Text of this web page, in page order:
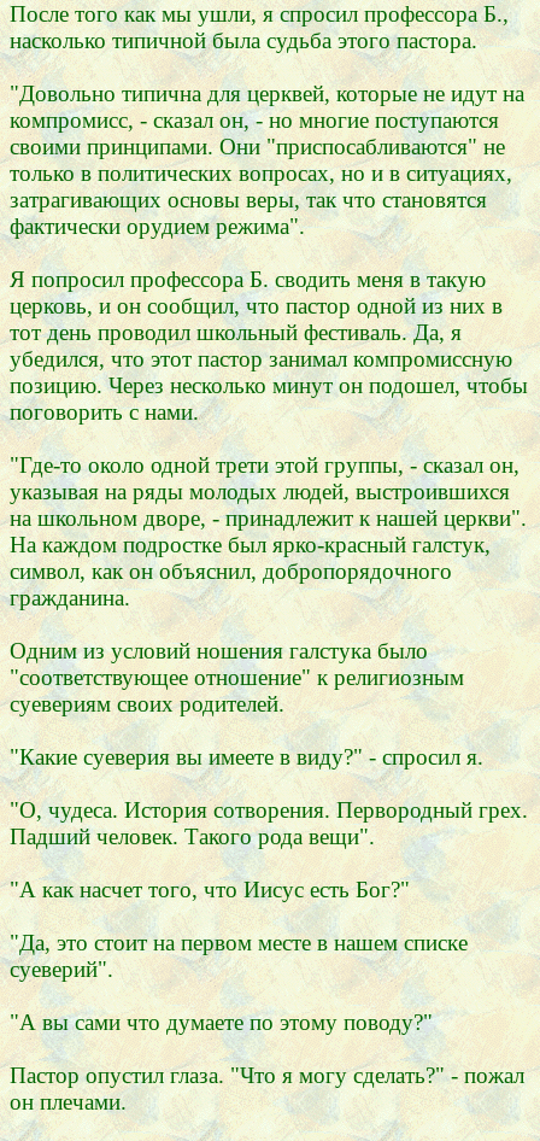
После того как мы ушли, я спросил профессора Б.,
насколько типичной была судьба этого пастора.
"Довольно типична для церквей, которые не идут на
компромисс, - сказал он, - но многие поступаются
своими принципами. Они "приспосабливаются" не
только в политических вопросах, но и в ситуациях,
затрагивающих основы веры, так что становятся
фактически орудием режима".
Я попросил профессора Б. сводить меня в такую
церковь, и он сообщил, что пастор одной из них в
тот день проводил школьный фестиваль. Да, я
убедился, что этот пастор занимал компромиссную
позицию. Через несколько минут он подошел, чтобы
поговорить с нами.
"Где-то около одной трети этой группы, - сказал он,
указывая на ряды молодых людей, выстроившихся
на школьном дворе, - принадлежит к нашей церкви".
На каждом подростке был ярко-красный галстук,
символ, как он объяснил, добропорядочного
гражданина.
Одним из условий ношения галстука было
"соответствующее отношение" к религиозным
суевериям своих родителей.
"Какие суеверия вы имеете в виду?" - спросил я.
"О, чудеса. История сотворения. Первородный грех.
Падший человек. Такого рода вещи".
"А как насчет того, что Иисус есть Бог?"
"Да, это стоит на первом месте в нашем списке
суеверий".
"А вы сами что думаете по этому поводу?"
Пастор опустил глаза. "Что я могу сделать?" - пожал
он плечами.